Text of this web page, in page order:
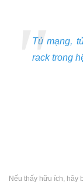
Tủ mạng,
rack trong
Nếu thấy hữu ích, hãy